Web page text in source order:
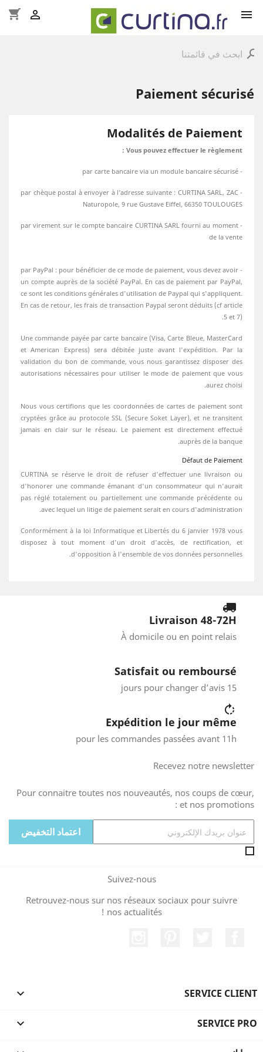

shopping_cart 
search
Paiement sécurisé
Modalités de Paiement
Vous pouvez effectuer le règlement :
- par carte bancaire via un module bancaire sécurisé
- par chèque postal à envoyer à l’adresse suivante : CURTINA SARL, ZAC
Naturopole, 9 rue Gustave Eiffel, 66350 TOULOUGES
- par virement sur le compte bancaire CURTINA SARL fourni au moment
de la vente
- par PayPal : pour bénéficier de ce mode de paiement, vous devez avoir
un compte auprès de la société PayPal. En cas de paiement par PayPal,
ce sont les conditions générales d'utilisation de Paypal qui s'appliquent.
En cas de retour, les frais de transaction Paypal seront déduits (cf article
5 et 7).
Une commande payée par carte bancaire (Visa, Carte Bleue, MasterCard
et American Express) sera débitée juste avant l'expédition. Par la
validation du bon de commande, vous nous garantissez disposer des
autorisations nécessaires pour utiliser le mode de paiement que vous
aurez choisi.
Nous vous certifions que les coordonnées de cartes de paiement sont
cryptées grâce au protocole SSL (Secure Soket Layer), et ne transitent
jamais en clair sur le réseau. Le paiement est directement effectué
auprès de la banque.
Défaut de Paiement
CURTINA se réserve le droit de refuser d'effectuer une livraison ou
d'honorer une commande émanant d'un consommateur qui n'aurait
pas réglé totalement ou partiellement une commande précédente ou
avec lequel un litige de paiement serait en cours d'administration.
Conformément à la loi Informatique et Libertés du 6 janvier 1978 vous
disposez à tout moment d'un droit d'accès, de rectification, et
d'opposition à l'ensemble de vos données personnelles.
local_shipping
Livraison 48-72H
À domicile ou en point relais
Satisfait ou remboursé
15 jours pour changer d’avis
rotate_left
Expédition le jour même
pour les commandes passées avant 11h
Recevez notre newsletter
Pour connaitre toutes nos nouveautés, nos coups de cœur,
et nos promotions :
Suivez-nous
Retrouvez-nous sur nos réseaux sociaux pour suivre
nos actualités !
SERVICE CLIENT

SERVICE PRO
